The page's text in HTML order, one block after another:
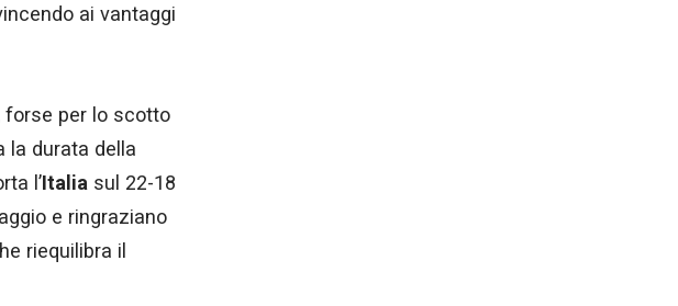
ai vantaggi
forse per lo scotto
la durata della
l’Italia sul 22-18
e ringraziano
riequilibra il